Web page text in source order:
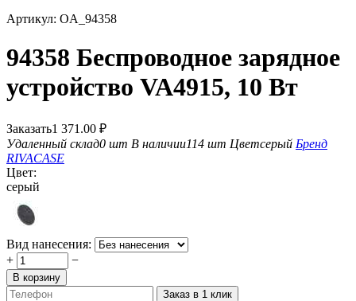
Артикул: OA_94358
94358 Беспроводное зарядное
устройство VA4915, 10 Вт
Заказать1 371.00 ₽
Удаленный склад0 шт В наличии114 шт Цветсерый Бренд
RIVACASE
Цвет:
серый
Вид нанесения:
+
−
В корзину
Заказ в 1 клик